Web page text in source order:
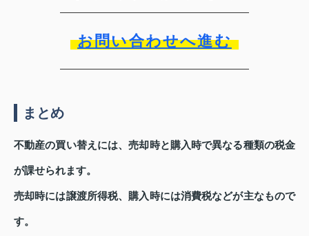
お問い合わせへ進む
まとめ
不動産の買い替えには、売却時と購入時で異なる種類の税金
が課せられます。
売却時には譲渡所得税、購入時には消費税などが主なもので
す。